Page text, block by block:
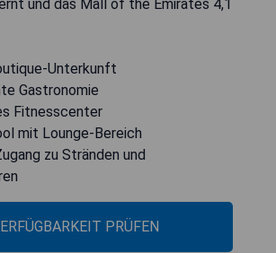
und das Mall of the Emirates 4,1
Unterkunft
Gastronomie
Fitnesscenter
mit Lounge-Bereich
zu Stränden und
PRÜFEN